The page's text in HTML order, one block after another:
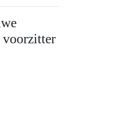
voorzitter